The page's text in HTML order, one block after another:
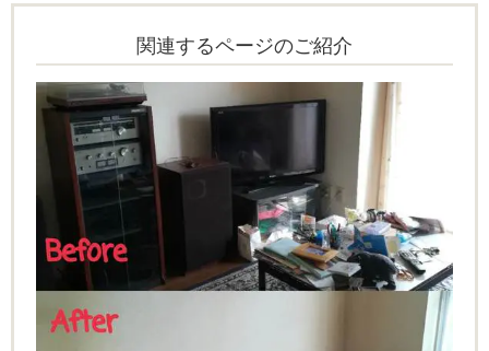
関連するページのご紹介